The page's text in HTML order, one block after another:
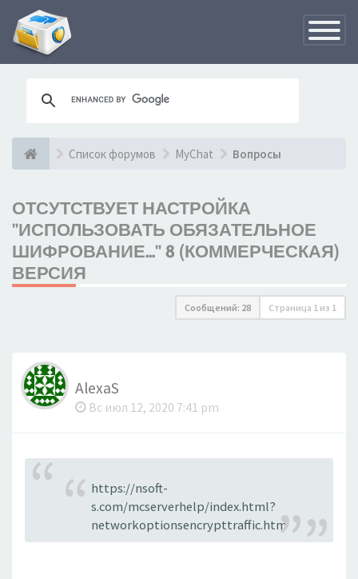
Список форумов MyChat Вопросы
ОТСУТСТВУЕТ НАСТРОЙКА
"ИСПОЛЬЗОВАТЬ ОБЯЗАТЕЛЬНОЕ
ШИФРОВАНИЕ..." 8 (КОММЕРЧЕСКАЯ)
ВЕРСИЯ
Сообщений: 28 Страница 1 из 1
AlexaS
Вс июл 12, 2020 7:41 pm
https://nsoft-
s.com/mcserverhelp/index.html?
networkoptionsencrypttraffic.htm